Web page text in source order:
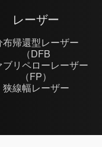
レーザー
布帰還型レーザー
（DFB
ブリペローレーザー
（FP）
狭線幅レーザー